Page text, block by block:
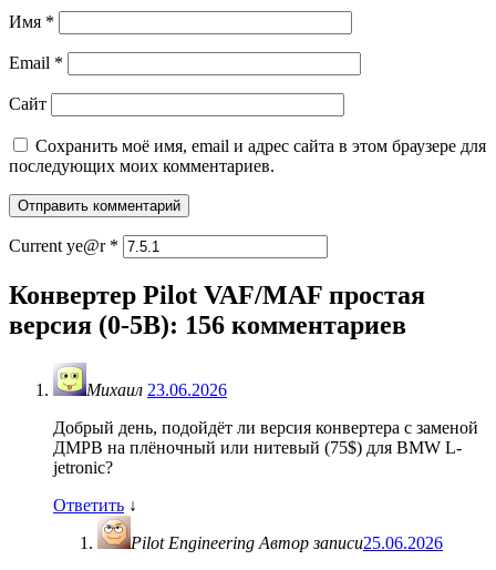
Имя *
Email *
Сайт
Сохранить моё имя, email и адрес сайта в этом браузере для
последующих моих комментариев.
Current ye@r *
Конвертер Pilot VAF/MAF простая
версия (0-5В): 156 комментариев
Михаил 23.06.2026
Добрый день, подойдёт ли версия конвертера с заменой
ДМРВ на плёночный или нитевый (75$) для BMW L-
jetronic?
Ответить ↓
Pilot Engineering Автор записи25.06.2026